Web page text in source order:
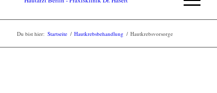
Du bist hier: Startseite / Hautkrebsbehandlung / Hautkrebsvorsorge